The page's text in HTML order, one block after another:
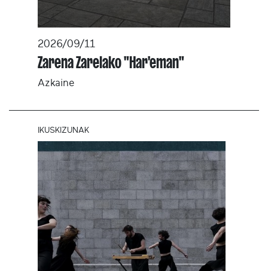
2026/09/11
Zarena Zarelako "Har'eman"
Azkaine
IKUSKIZUNAK